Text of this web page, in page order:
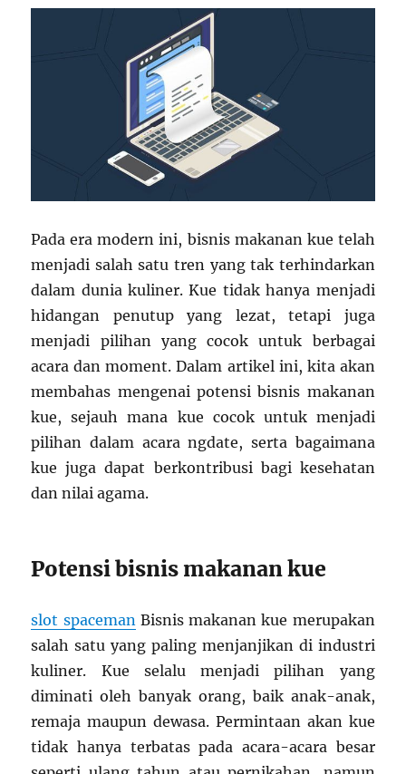
Pada era modern ini, bisnis makanan kue telah
menjadi salah satu tren yang tak terhindarkan
dalam dunia kuliner. Kue tidak hanya menjadi
hidangan penutup yang lezat, tetapi juga
menjadi pilihan yang cocok untuk berbagai
acara dan moment. Dalam artikel ini, kita akan
membahas mengenai potensi bisnis makanan
kue, sejauh mana kue cocok untuk menjadi
pilihan dalam acara ngdate, serta bagaimana
kue juga dapat berkontribusi bagi kesehatan
dan nilai agama.
Potensi bisnis makanan kue
slot spacemanBisnis makanan kue merupakan
salah satu yang paling menjanjikan di industri
kuliner. Kue selalu menjadi pilihan yang
diminati oleh banyak orang, baik anak-anak,
remaja maupun dewasa. Permintaan akan kue
tidak hanya terbatas pada acara-acara besar